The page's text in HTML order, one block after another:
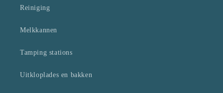
Reiniging
Melkkannen
Tamping stations
Uitkloplades en bakken